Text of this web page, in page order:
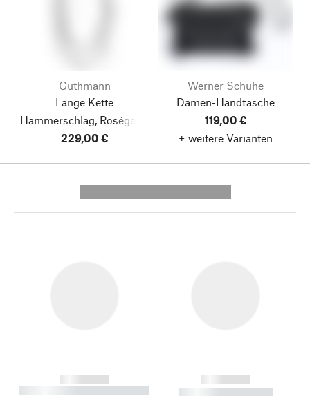
Guthmann
Lange Kette
Hammerschlag, Roségold-
Oxid
229,00 €
Werner Schuhe
Damen-Handtasche
119,00 €
+ weitere Varianten
------------
----------- ----------- --------
------------
----------- -----------